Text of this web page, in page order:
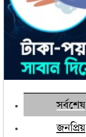
সর্বশেষ
জনপ্রিয়